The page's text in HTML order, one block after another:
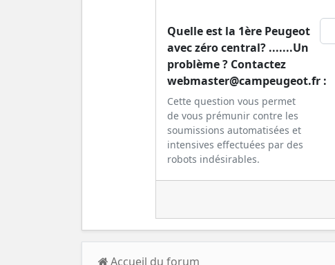
Quelle est la 1ère Peugeot
avec zéro central? .......Un
problème ? Contactez
webmaster@campeugeot.fr :
Cette question vous permet
de vous prémunir contre les
soumissions automatisées et
intensives effectuées par des
robots indésirables.
Accueil du forum